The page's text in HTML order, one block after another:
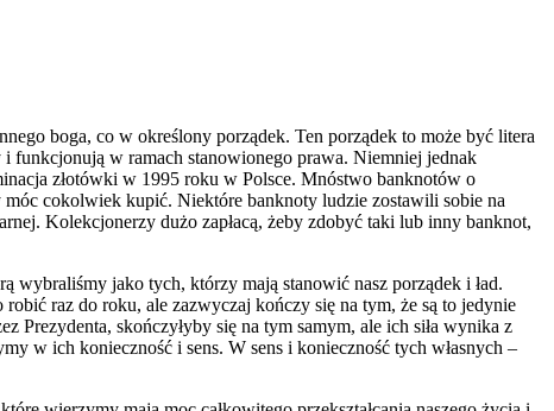
boga, co w określony porządek. Ten porządek to może być litera
i funkcjonują w ramach stanowionego prawa. Niemniej jednak
złotówki w 1995 roku w Polsce. Mnóstwo banknotów o
móc cokolwiek kupić. Niektóre banknoty ludzie zostawili sobie na
Kolekcjonerzy dużo zapłacą, żeby zdobyć taki lub inny banknot,
wybraliśmy jako tych, którzy mają stanowić nasz porządek i ład.
raz do roku, ale zazwyczaj kończy się na tym, że są to jedynie
Prezydenta, skończyłyby się na tym samym, ale ich siła wynika z
w ich konieczność i sens. W sens i konieczność tych własnych –